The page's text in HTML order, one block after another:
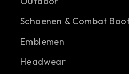
Schoenen & Combat
Emblemen
Headwear